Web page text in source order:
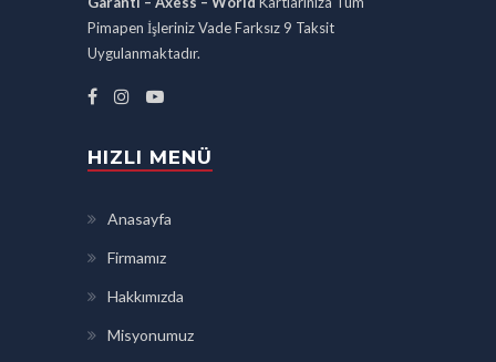
Pimapen İşleriniz Vade Farksız 9 Taksit
Uygulanmaktadır.
HIZLI MENÜ
Anasayfa
Firmamız
Hakkımızda
Misyonumuz